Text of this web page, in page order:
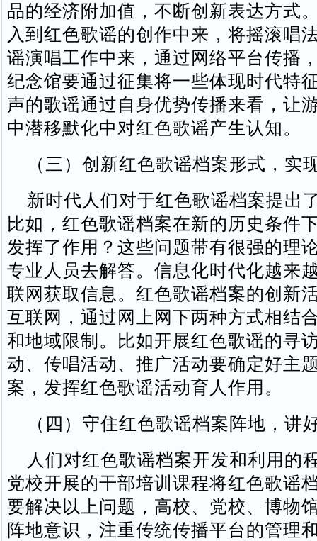
品的经济附加值，不断创新表达方式
入到红色歌谣的创作中来，将摇滚唱
谣演唱工作中来，通过网络平台传播
纪念馆要通过征集将一些体现时代特
声的歌谣通过自身优势传播来看，让
中潜移默化中对红色歌谣产生认知。
（三）创新红色歌谣档案形式，实
新时代人们对于红色歌谣档案提出
比如，红色歌谣档案在新的历史条件
发挥了作用？这些问题带有很强的理
专业人员去解答。信息化时代化越来
联网获取信息。红色歌谣档案的创新
互联网，通过网上网下两种方式相结
和地域限制。比如开展红色歌谣的寻
动、传唱活动、推广活动要确定好主
案，发挥红色歌谣活动育人作用。
（四）守住红色歌谣档案阵地，讲
人们对红色歌谣档案开发和利用的
党校开展的干部培训课程将红色歌谣
要解决以上问题，高校、党校、博物
阵地意识，注重传统传播平台的管理